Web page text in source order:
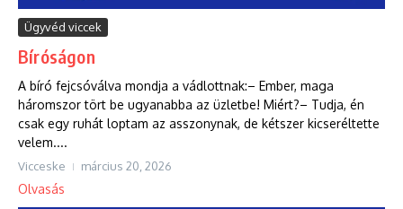
Ügyvéd viccek
Bíróságon
A bíró fejcsóválva mondja a vádlottnak:– Ember, maga
háromszor tört be ugyanabba az üzletbe! Miért?– Tudja, én
csak egy ruhát loptam az asszonynak, de kétszer kicseréltette
velem....
Vicceske március 20, 2026
Olvasás